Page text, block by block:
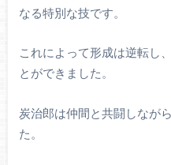
なる特別な技です。
これによって形成は逆転し
とができました。
炭治郎は仲間と共闘しなが
た。